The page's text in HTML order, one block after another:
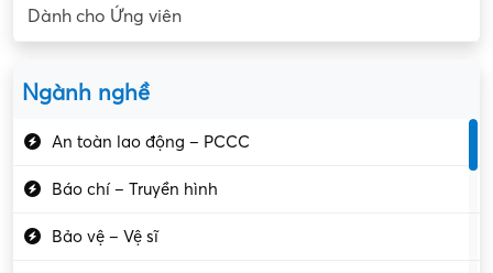
Dành cho Ứng viên
Ngành nghề
An toàn lao động – PCCC
Báo chí – Truyền hình
Bảo vệ – Vệ sĩ